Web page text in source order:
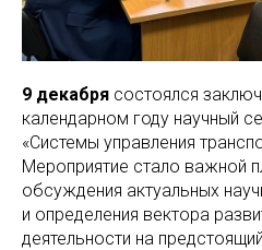
9 декабря состоялся
календарном году научный
«Системы управления
Мероприятие стало важной
обсуждения актуальных
и определения вектора
деятельности на